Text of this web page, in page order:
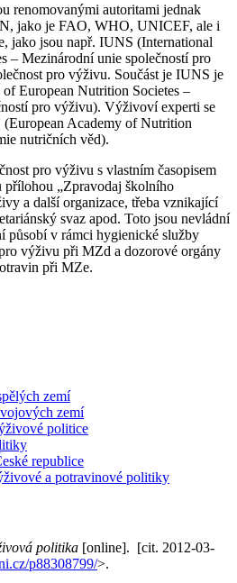
renomovanými autoritami jednak
jako je FAO, WHO, UNICEF, ale i
jako jsou např. IUNS (International
– Mezinárodní unie společností pro
pro výživu. Součást je IUNS je
European Nutrition Societes –
pro výživu). Výživoví experti se
Academy of Nutrition
nutričních věd).
pro výživu s vlastním časopisem
přílohou „Zpravodaj školního
a další organizace, třeba vznikající
svaz apod. Toto jsou nevládní
působí v rámci hygienické služby
výživu při MZd a dozorové orgány
při MZe.
zemí
zemí
politice
republice
a potravinové politiky
politika [online]. [cit. 2012-03-
p88308799/>.